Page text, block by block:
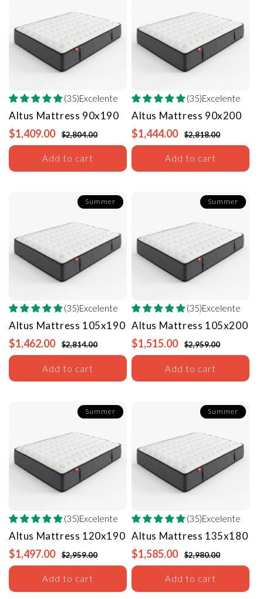
(35)Excelente
Altus Mattress 90x190
$1,409.00 $2,804.00
Add to cart
(35)Excelente
Altus Mattress 90x200
$1,444.00 $2,818.00
Add to cart
Summer
(35)Excelente
Altus Mattress 105x190
$1,462.00 $2,814.00
Add to cart
Summer
(35)Excelente
Altus Mattress 105x200
$1,515.00 $2,959.00
Add to cart
Summer
(35)Excelente
Altus Mattress 120x190
$1,497.00 $2,959.00
Add to cart
Summer
(35)Excelente
Altus Mattress 135x180
$1,585.00 $2,980.00
Add to cart